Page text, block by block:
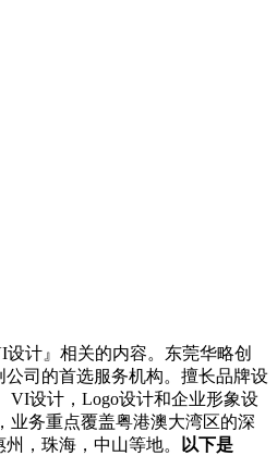
计』相关的内容。东莞华略创
司的首选服务机构。擅长品牌设
VI设计，Logo设计和企业形象设
业务重点覆盖粤港澳大湾区的深
，珠海，中山等地。
以下是